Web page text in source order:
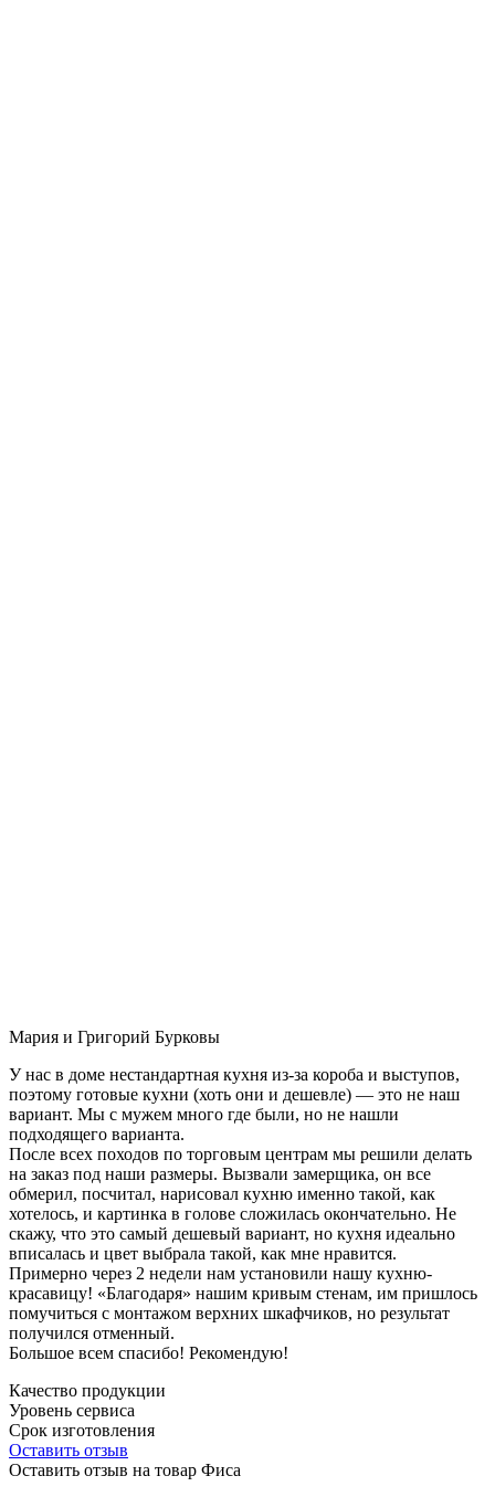
Мария и Григорий Бурковы
У нас в доме нестандартная кухня из-за короба и выступов,
поэтому готовые кухни (хоть они и дешевле) — это не наш
вариант. Мы с мужем много где были, но не нашли
подходящего варианта.
После всех походов по торговым центрам мы решили делать
на заказ под наши размеры. Вызвали замерщика, он все
обмерил, посчитал, нарисовал кухню именно такой, как
хотелось, и картинка в голове сложилась окончательно. Не
скажу, что это самый дешевый вариант, но кухня идеально
вписалась и цвет выбрала такой, как мне нравится.
Примерно через 2 недели нам установили нашу кухню-
красавицу! «Благодаря» нашим кривым стенам, им пришлось
помучиться с монтажом верхних шкафчиков, но результат
получился отменный.
Большое всем спасибо! Рекомендую!
Качество продукции
Уровень сервиса
Срок изготовления
Оставить отзыв
Оставить отзыв на товар Фиса